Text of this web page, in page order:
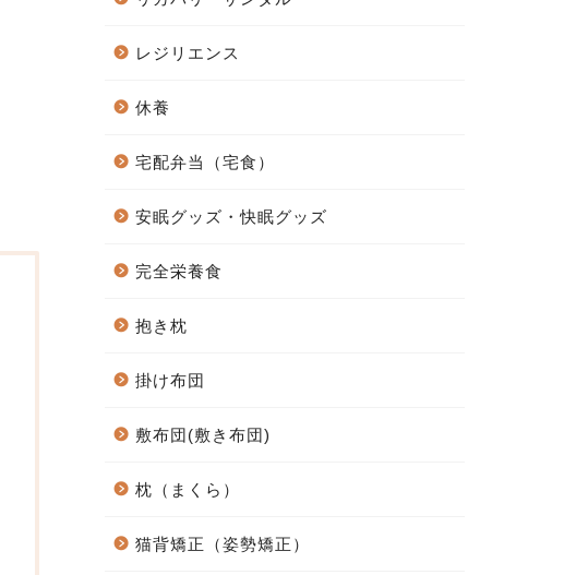
レジリエンス
休養
宅配弁当（宅食）
安眠グッズ・快眠グッズ
完全栄養食
抱き枕
掛け布団
敷布団(敷き布団)
枕（まくら）
猫背矯正（姿勢矯正）